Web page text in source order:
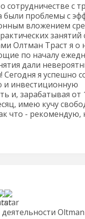
сотрудничестве с
были проблемы с
вложением
занятий
Олтман Траст я о
по началу
дали
Сегодня я успешно
и инвестиционную
и, зарабатывая от
имею кучу
что - рекомендую,